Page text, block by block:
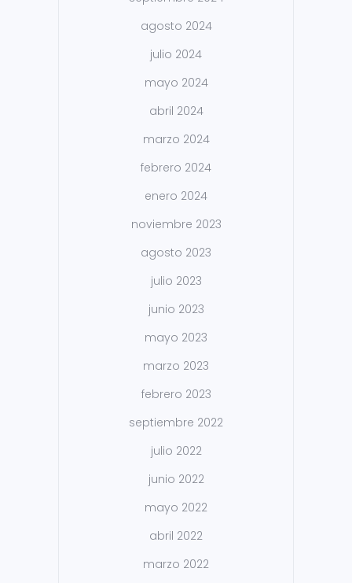
agosto 2024
julio 2024
mayo 2024
abril 2024
marzo 2024
febrero 2024
enero 2024
noviembre 2023
agosto 2023
julio 2023
junio 2023
mayo 2023
marzo 2023
febrero 2023
septiembre 2022
julio 2022
junio 2022
mayo 2022
abril 2022
marzo 2022